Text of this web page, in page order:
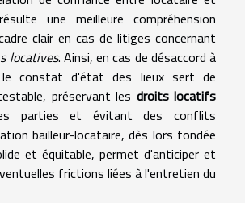
une meilleure compréhension
clair en cas de litiges concernant
locatives. Ainsi, en cas de désaccord à
constat d'état des lieux sert de
préservant les droits locatifs
parties et évitant des conflits
bailleur-locataire, dès lors fondée
et équitable, permet d'anticiper et
frictions liées à l'entretien du